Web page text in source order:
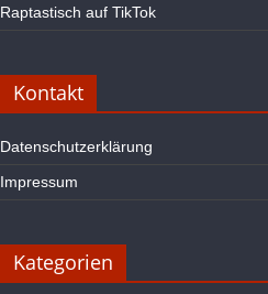
Raptastisch auf TikTok
Kontakt
Datenschutzerklärung
Impressum
Kategorien